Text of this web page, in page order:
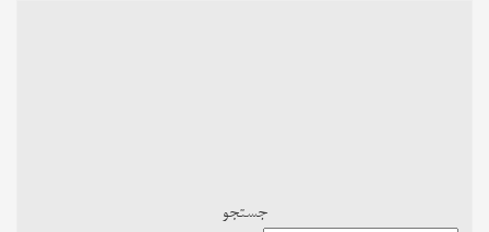
جستجو